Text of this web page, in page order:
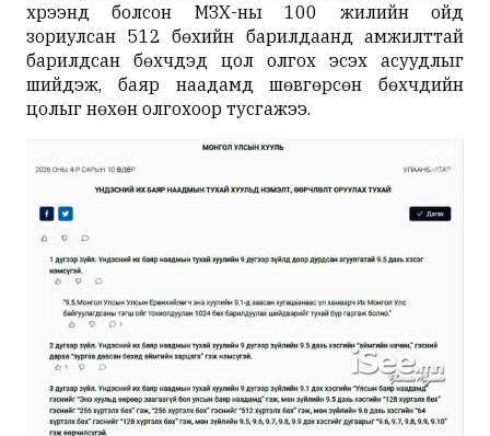
хүрээнд болсон МЗХ-ны 100 жилийн ойд
зориулсан 512 бөхийн барилдаанд амжилттай
барилдсан бөхчүүдэд цол олгох эсэх асуудлыг
шийдэж, баяр наадамд шөвгөрсөн бөхчүүдийн
цолыг нөхөн олгохоор тусгажээ.